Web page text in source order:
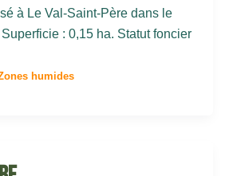
à Le Val-Saint-Père dans le
: 0,15 ha. Statut foncier
humides